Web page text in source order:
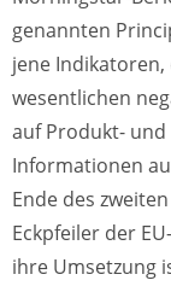
genannten
jene
wesentlichen
auf Produkt-
Informationen
Ende des
Eckpfeiler der
ihre Umsetzung